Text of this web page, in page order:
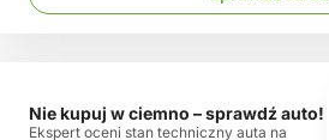
Nie kupuj w ciemno – sprawdź auto!
Ekspert oceni stan techniczny auta na